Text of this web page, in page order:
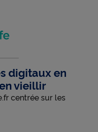
digitaux en
vieillir
centrée sur les